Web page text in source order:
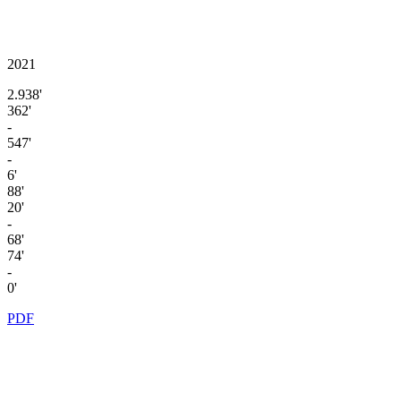
2021
2.938'
362'
-
547'
-
6'
88'
20'
-
68'
74'
-
0'
PDF